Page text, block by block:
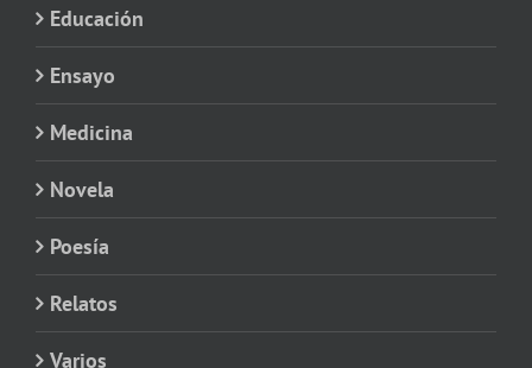
Educación
Ensayo
Medicina
Novela
Poesía
Relatos
Varios